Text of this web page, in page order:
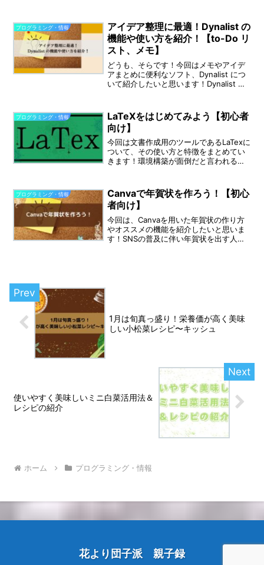
けてコピーして貼り付けたいことってあ
りますよね。クリッ...
プログラミング・情報
アイデア整理に最適！Dynalist の
機能や使い方を紹介！【to-Do リ
スト、メモ】
どうも、そらです！今回はメモやアイデ
アまとめに便利なソフト、Dynalist につ
いて紹介したいと思います！Dynalist と
欄も簡単に作ることができるので、to-
D...
プログラミング・情報
LaTeXをはじめてみよう【初心者
向け】
今回は文書作成用のツールであるLaTexに
ついて、その使い方と特徴をまとめてい
きます！環境構築が面倒だと言われる
実しており、誰でもすぐに始めることが
できます...
プログラミング・情報
Canvaで年賀状を作ろう！【初心
者向け】
今回は、Canvaを用いた年賀状の作り方
やオススメの機能を紹介したいと思いま
す！SNSの普及に伴い年賀状を出す人は
1月は旬真っ盛り！栄養価が高く美味
しい小松菜レシピ〜キッシュ
使いやすく美味しいミニ白菜活用法＆
レシピの紹介
ホーム プログラミング・情報
花より団子派 親子録